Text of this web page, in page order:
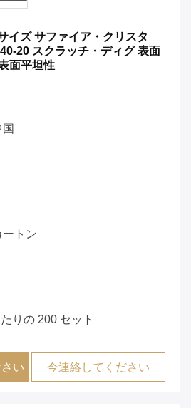
イズ サファイア・クリスタ
20 スクラッチ・ディグ 表面
面平坦性
ートン
りの 200 セット
い 今連絡してください